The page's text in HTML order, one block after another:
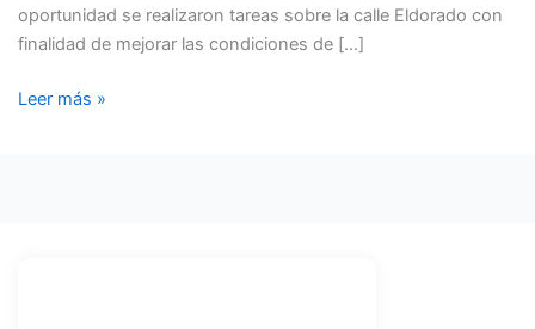
oportunidad se realizaron tareas sobre la calle Eldorado con
finalidad de mejorar las condiciones de […]
BARRIO
DE
Leer más »